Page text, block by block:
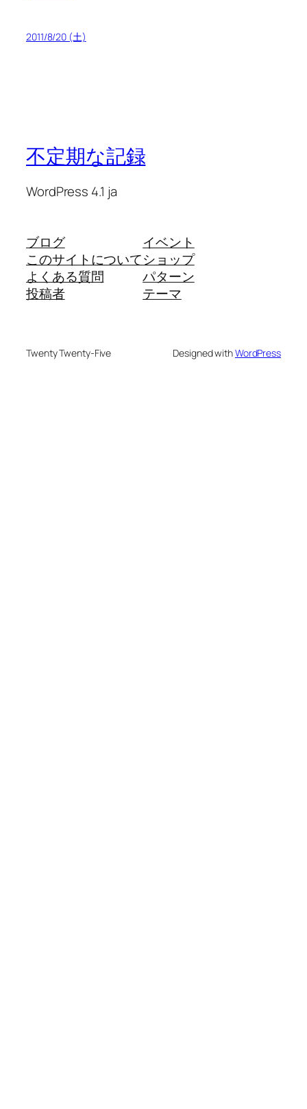
2011/8/20 (土)
不定期な記録
WordPress 4.1 ja
ブログ
このサイトについて
よくある質問
投稿者
イベント
ショップ
パターン
テーマ
Twenty Twenty-Five Designed withWordPress